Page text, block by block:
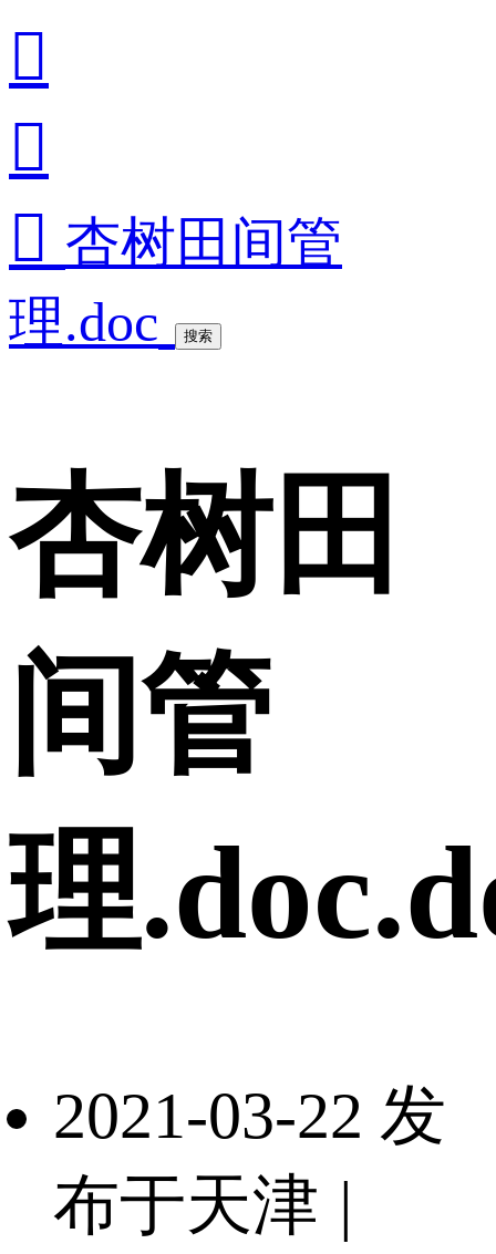


 杏树田间管
理.doc
搜索
杏树田
间管
理
2021-03-22 发
布于天津 |